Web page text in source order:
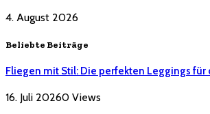
4. August 2026
Beliebte Beiträge
Fliegen mit Stil: Die perfekten Leggings für
16. Juli 20260 Views